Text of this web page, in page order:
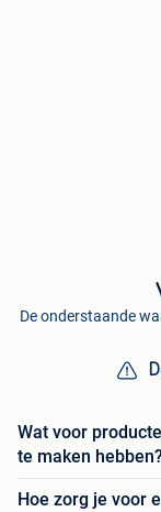
De onderstaande
Wat voor
te maken
Hoe zorg je voor